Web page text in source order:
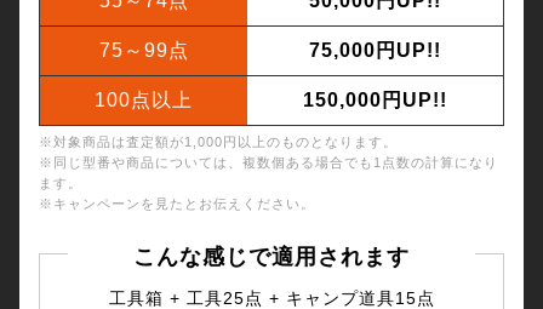
75～99点 75,000円UP!!
100点以上 150,000円UP!!
※対象商品は査定額が1,000円以上のものとなります。
※同じ型番や商品については、複数個ある場合でも1点数の計算になり
ます。
※キャンペーンを見たとお伝えください。
こんな感じで適用されます
工具箱 + 工具25点 + キャンプ道具15点